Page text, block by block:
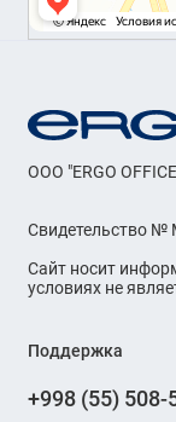
OOO "ERGO
Свидетельство №
Сайт носит
условиях не
Поддержка
+998 (55) 508-